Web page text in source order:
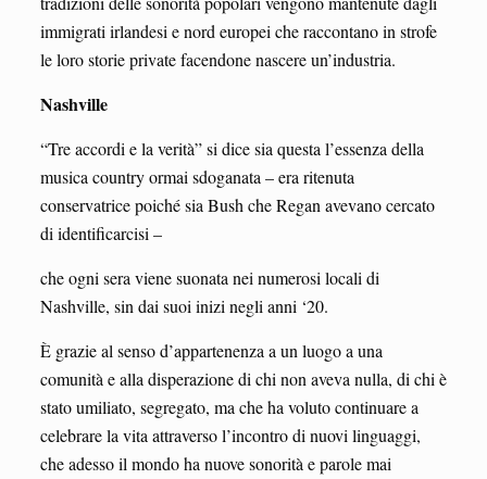
immigrati irlandesi e nord europei che raccontano in strofe
le loro storie private facendone nascere un’industria.
Nashville
“Tre accordi e la verità” si dice sia questa l’essenza della
musica country ormai sdoganata – era ritenuta
conservatrice poiché sia Bush che Regan avevano cercato
di identificarcisi –
che ogni sera viene suonata nei numerosi locali di
Nashville, sin dai suoi inizi negli anni ‘20.
È grazie al senso d’appartenenza a un luogo a una
comunità e alla disperazione di chi non aveva nulla, di chi è
stato umiliato, segregato, ma che ha voluto continuare a
celebrare la vita attraverso l’incontro di nuovi linguaggi,
che adesso il mondo ha nuove sonorità e parole mai